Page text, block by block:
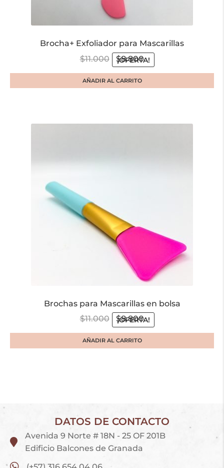
Brocha+ Exfoliador para Mascarillas
¡OFERTA!
$11.000 $8.800
AÑADIR AL CARRITO
Brochas para Mascarillas en bolsa
¡OFERTA!
$11.000 $8.800
AÑADIR AL CARRITO
DATOS DE CONTACTO
Avenida 9 Norte # 18N - 25 OF 201B
Edificio Balcones de Granada